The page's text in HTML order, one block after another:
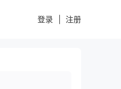
登录 注册